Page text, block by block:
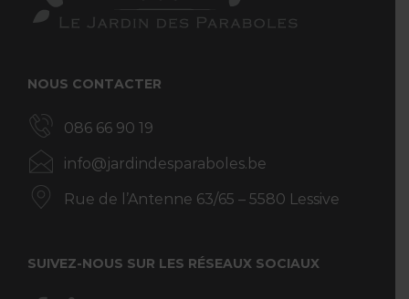
NOUS CONTACTER
086 66 90 19
info@jardindesparaboles.be
Rue de l’Antenne 63/65 – 5580 Lessive
SUIVEZ-NOUS SUR LES RÉSEAUX SOCIAUX